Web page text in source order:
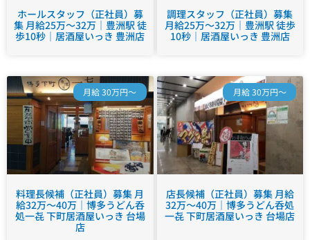
ホールスタッフ（正社員）募
集 月給25万～32万｜豊洲駅 徒
歩10秒｜居酒屋いっき 豊洲店
調理スタッフ（正社員）募集
月給25万～32万｜豊洲駅 徒歩
10秒｜居酒屋いっき 豊洲店
月給 30万円～
料理長候補（正社員）募集 月
給32万～40万｜博多うどん呑
処一㐂 下町居酒屋いっき 台場
店
月給 30万円～
店長候補（正社員）募集 月給
32万～40万｜博多うどん呑処
一㐂 下町居酒屋いっき 台場店